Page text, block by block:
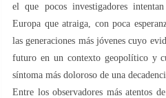
el que pocos investigadores
Europa que atraiga, con poca
las generaciones más jóvenes cuyo
futuro en un contexto geopolítico y
síntoma más doloroso de una
Entre los observadores más atentos